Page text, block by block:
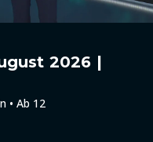
2026 |
• Ab 12